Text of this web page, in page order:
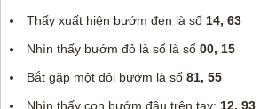
Thấy xuất hiện bướm đen là số 14, 63
Nhìn thấy bướm đỏ là số là số 00, 15
Bắt gặp một đôi bướm là số 81, 55
Nhìn thấy con bướm đậu trên tay: 12, 93